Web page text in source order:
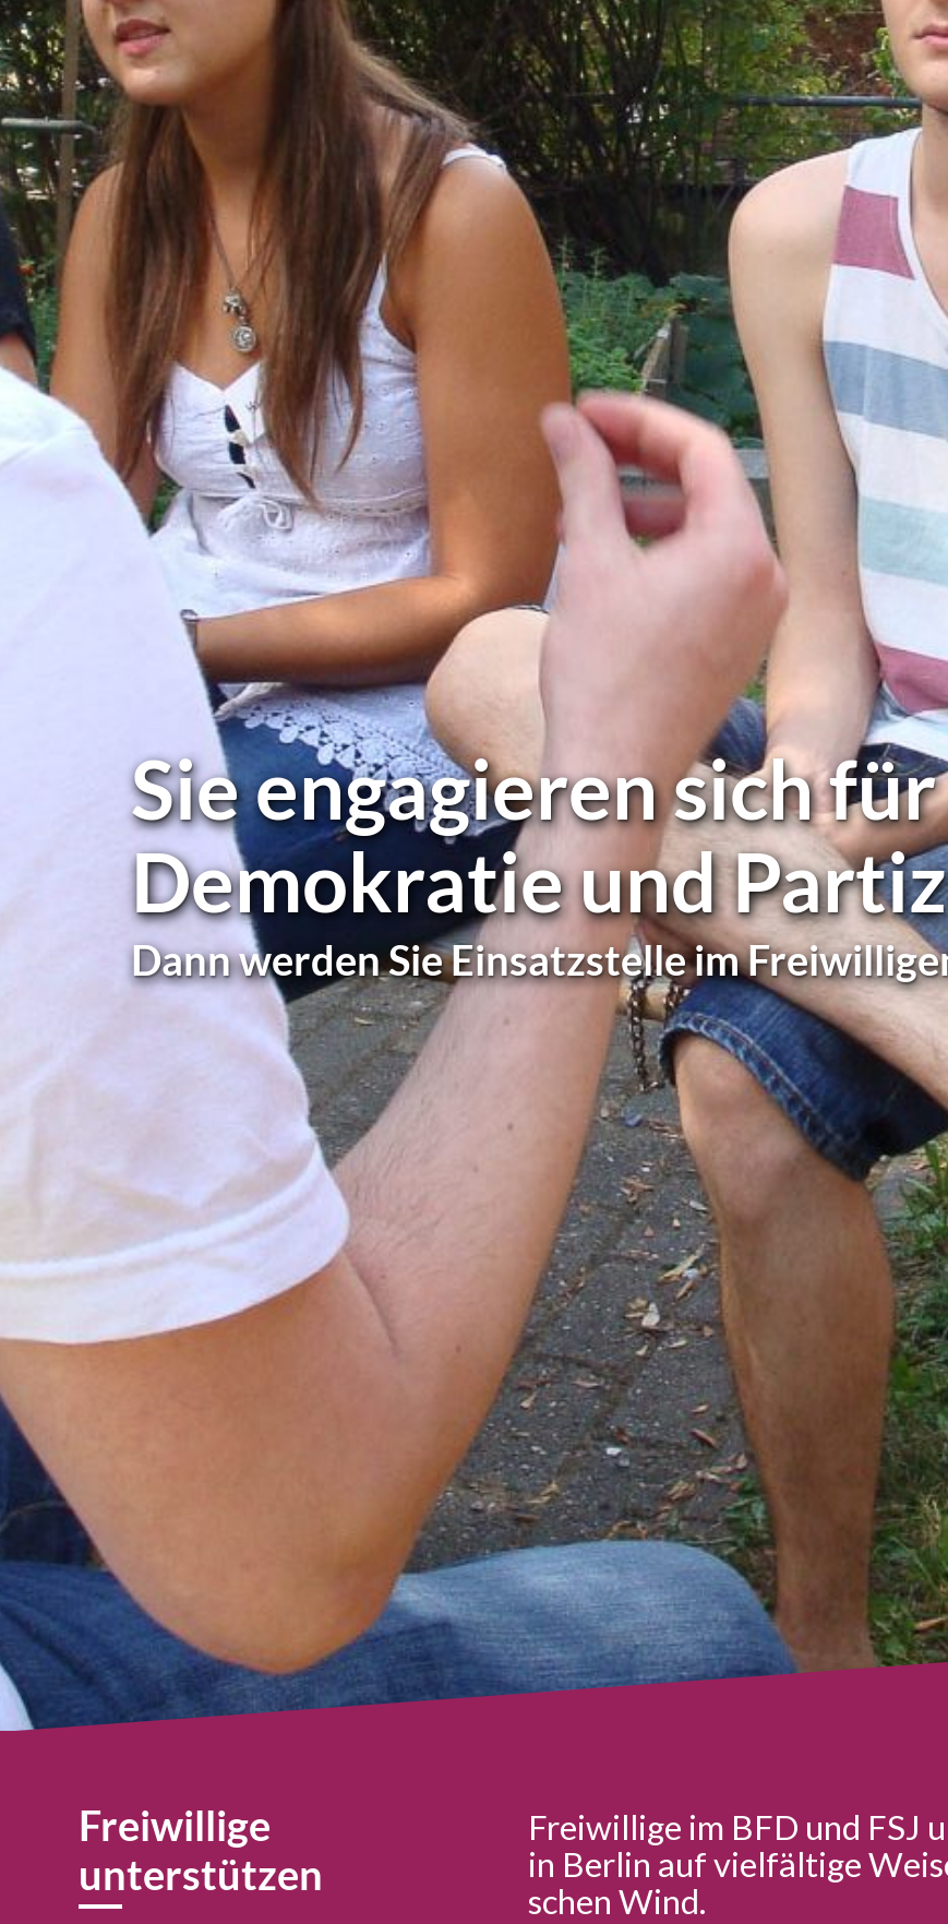
Sie enga­gie­ren sich
Demo­kra­tie und
Dann werden Sie Einsatzstelle im
Freiwillige
unterstützen
Frei­wil­li­ge im BFD und FSJ
in Berlin auf viel­fäl­ti­ge
schen Wind.